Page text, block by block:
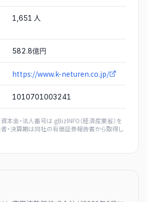
1,651 人
582.8億円
https://www.k-neturen.co.jp/
1010701003241
本金・法人番号は gBizINFO（経済産業省）を
者・決算期は同社の有価証券報告書から取得し